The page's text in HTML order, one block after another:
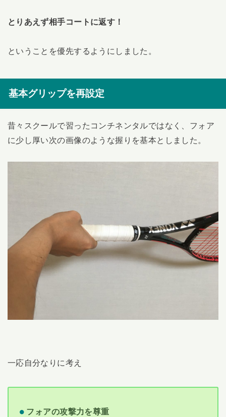
とりあえず相手コートに返す！
ということを優先するようにしました。
基本グリップを再設定
昔々スクールで習ったコンチネンタルではなく、フォア
に少し厚い次の画像のような握りを基本としました。
一応自分なりに考え
フォアの攻撃力を尊重